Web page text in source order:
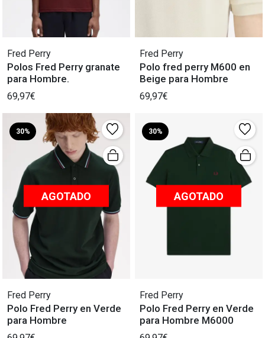
Fred Perry
Polos Fred Perry granate
para Hombre.
69,97€
Fred Perry
Polo fred perry M600 en
Beige para Hombre
69,97€
30%
AGOTADO
Fred Perry
Polo Fred Perry en Verde
para Hombre
30%
AGOTADO
Fred Perry
Polo Fred Perry en Verde
para Hombre M6000